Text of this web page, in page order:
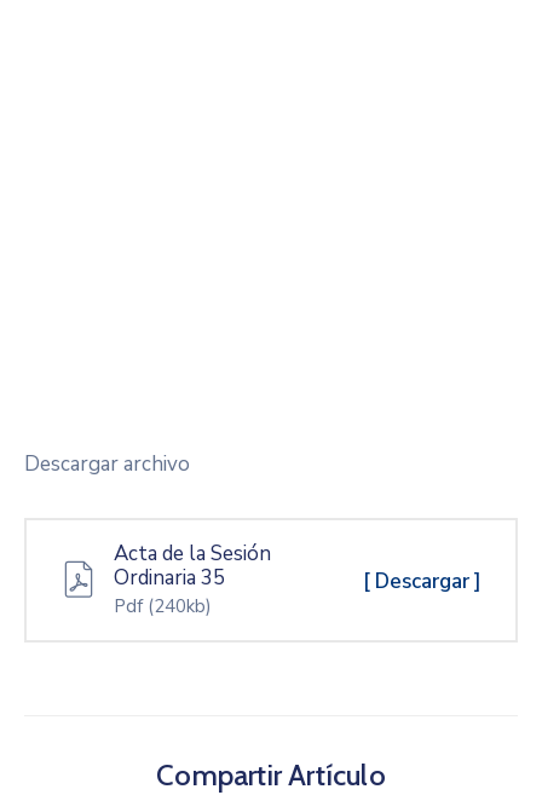
Descargar archivo
Acta de la Sesión
Ordinaria 35
Pdf (240kb)
[ Descargar ]
Compartir Artículo